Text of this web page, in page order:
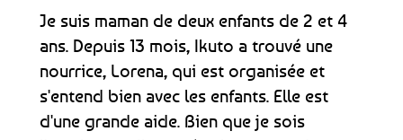
Je suis maman de deux enfants de 2 et 4
ans. Depuis 13 mois, Ikuto a trouvé une
nourrice, Lorena, qui est organisée et
s'entend bien avec les enfants. Elle est
d'une grande aide. Bien que je sois